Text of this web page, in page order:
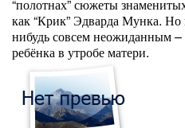
“полотнах” сюжеты
как “Крик” Эдварда Мунка. Но
нибудь совсем неожиданным
ребёнка в утробе матери.